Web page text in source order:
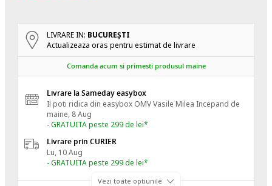
LIVRARE IN: BUCUREŞTI
Actualizeaza oras pentru estimat de livrare
Comanda acum si primesti produsul maine
Livrare la Sameday easybox
Il poti ridica din easybox OMV Vasile Milea Incepand de
maine, 8 Aug
- GRATUITA peste 299 de lei*
Livrare prin CURIER
Lu, 10 Aug
- GRATUITA peste 299 de lei*
Vezi toate optiunile